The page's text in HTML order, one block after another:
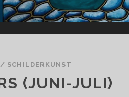
/ SCHILDERKUNST
(JUNI-JULI)